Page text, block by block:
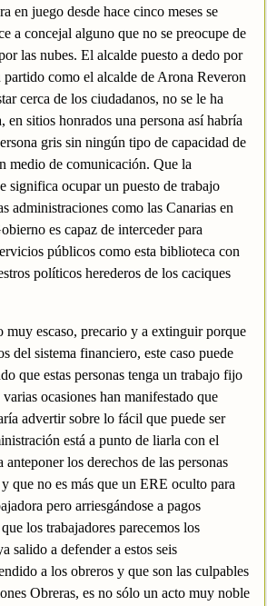
en juego desde hace cinco meses se
a concejal alguno que no se preocupe de
las nubes. El alcalde puesto a dedo por
como el alcalde de Arona Reveron
cerca de los ciudadanos, no se le ha
sitios honrados una persona así habría
gris sin ningún tipo de capacidad de
medio de comunicación. Que la
significa ocupar un puesto de trabajo
administraciones como las Canarias en
es capaz de interceder para
públicos como esta biblioteca con
políticos herederos de los caciques
muy escaso, precario y a extinguir porque
del sistema financiero, este caso puede
que estas personas tenga un trabajo fijo
ocasiones han manifestado que
advertir sobre lo fácil que puede ser
está a punto de liarla con el
los derechos de las personas
que no es más que un ERE oculto para
pero arriesgándose a pagos
los trabajadores parecemos los
salido a defender a estos seis
a los obreros y que son las culpables
Obreras, es no sólo un acto muy noble